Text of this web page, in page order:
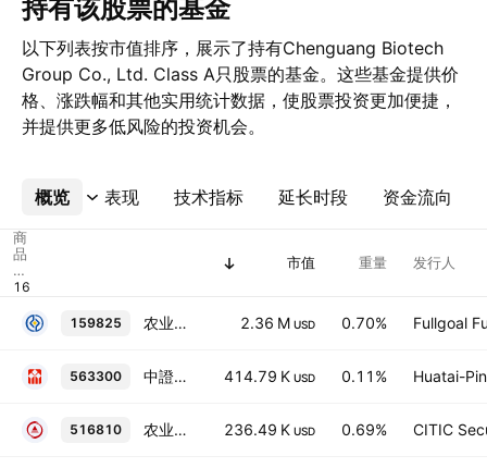
持有该股票的基金
以下列表按市值排序，展示了持有Chenguang Biotech
Group Co., Ltd. Class A只股票的基金。这些基金提供价
格、涨跌幅和其他实用统计数据，使股票投资更加便捷，
并提供更多低风险的投资机会。
概览 表现 技术指标 延长时段 资金流向
更多
商
品
代
码
市值 重量 发行人
159825 农业ETF 2.36 M USD 0.70% Fullgoal
563300 中證2000ETF華泰柏瑞 414.79 K USD 0.11% Huatai-
516810 农业50ETF 236.49 K USD 0.69% CITIC